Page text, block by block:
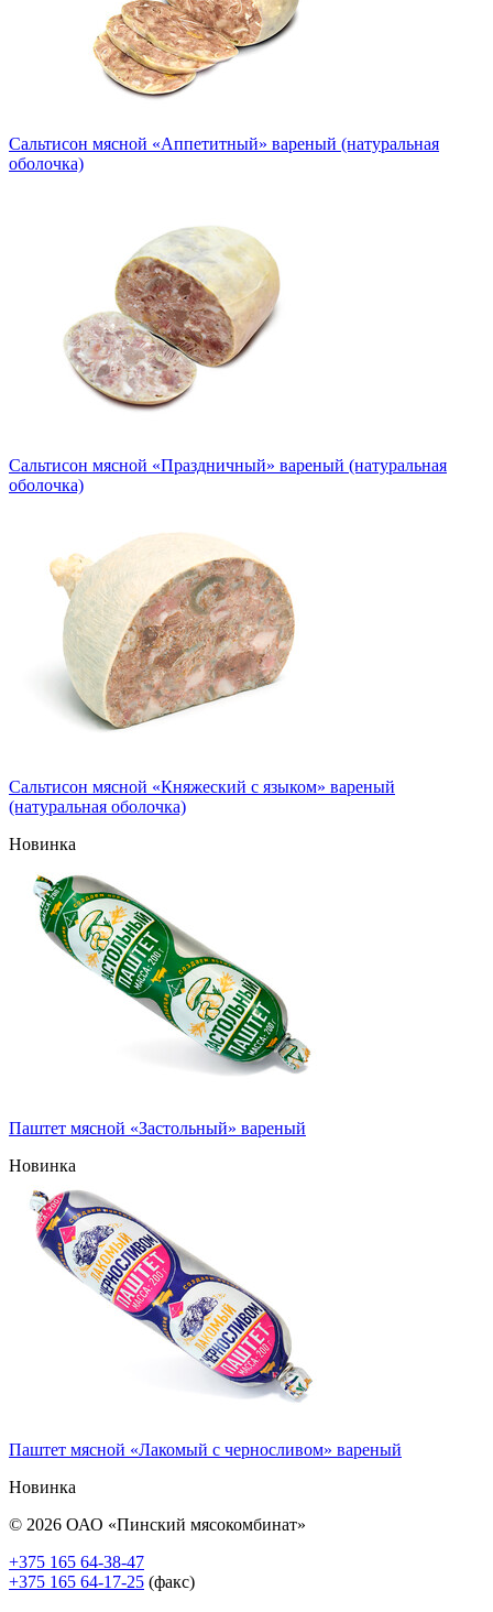
Сальтисон мясной «Аппетитный» вареный (натуральная
оболочка)
Сальтисон мясной «Праздничный» вареный (натуральная
оболочка)
Сальтисон мясной «Княжеский с языком» вареный
(натуральная оболочка)
Новинка
Паштет мясной «Застольный» вареный
Новинка
Паштет мясной «Лакомый с черносливом» вареный
Новинка
© 2026 ОАО «Пинский мясокомбинат»
+375 165 64-38-47
+375 165 64-17-25 (факс)